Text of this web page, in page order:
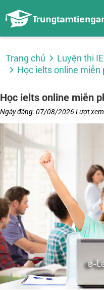
Trang chủ
Luyện thi
Học ielts online miễn
Học ielts online miễn
Ngày đăng: 07/08/2026 Lượt